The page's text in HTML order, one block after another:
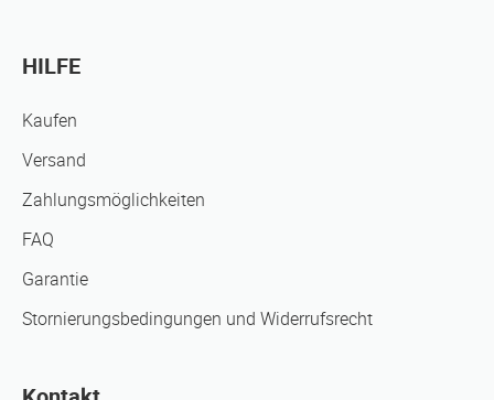
HILFE
Kaufen
Versand
Zahlungsmöglichkeiten
FAQ
Garantie
Stornierungsbedingungen und Widerrufsrecht